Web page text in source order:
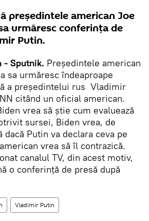
președintele american Joe
urmăresc conferința de
Putin.
- Sputnik. Președintele american
sa urmăresc îndeaproape
a președintelui rus Vladimir
citând un oficial american.
vrea să știe cum evaluează
sursei, Biden vrea, de
dacă Putin va declara ceva pe
vrea să îl contrazică.
canalul TV, din acest motiv,
o conferință de presă după
Vladimir Putin